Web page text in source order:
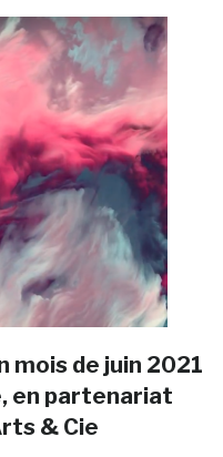
mois de juin 2021
en partenariat
& Cie